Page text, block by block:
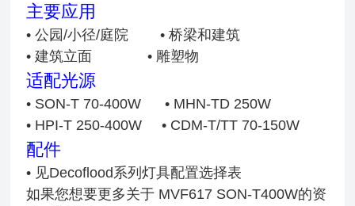
主要应用
• 公园/小径/庭院 • 桥梁和建筑
• 建筑立面 • 雕塑物
适配光源
• SON-T 70-400W • MHN-TD 250W
• HPI-T 250-400W• CDM-T/TT 70-150W
配件
• 见Decoflood系列灯具配置选择表
如果您想要更多关于 MVF617 SON-T400W的资